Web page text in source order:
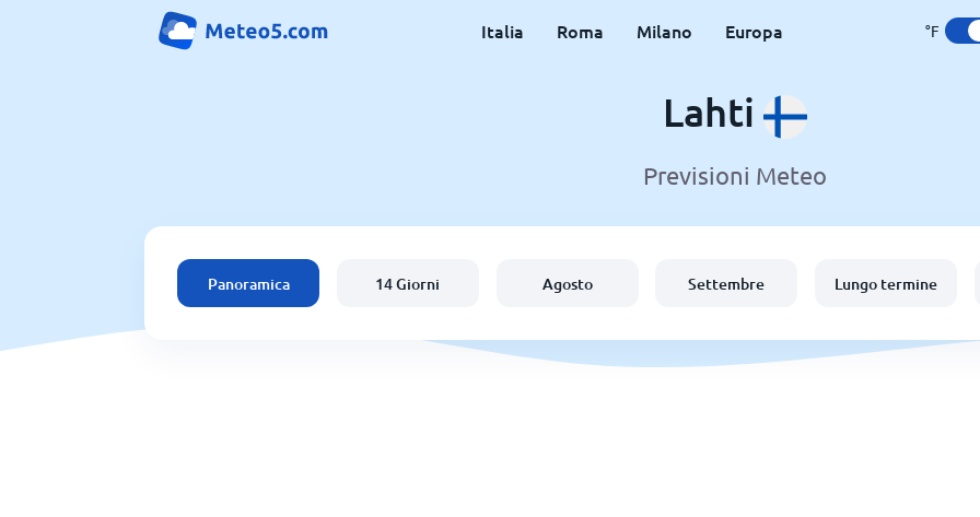
Italia Roma Milano Europa °F
Lahti
Previsioni Meteo
Panoramica 14 Giorni Agosto Settembre Lungo termine